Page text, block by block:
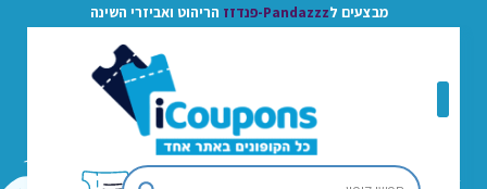
מבצעים לPandazzz-פנדזז הריהוט ואביזרי השינה